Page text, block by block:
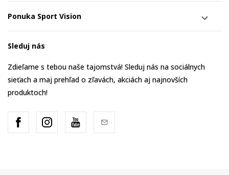
Ponuka Sport Vision
Sleduj nás
Zdieľame s tebou naše tajomstvá! Sleduj nás na sociálnych
sieťach a maj prehľad o zľavách, akciách aj najnovších
produktoch!